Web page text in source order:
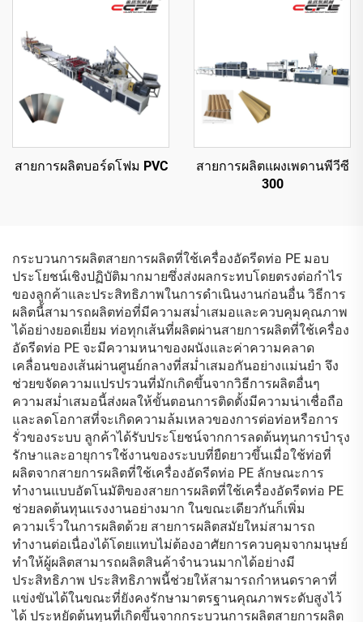
สายการผลิตบอร์ดโฟม PVC
สายการผลิตแผงเพดานพีวีซี
300
กระบวนการผลิตสายการผลิตที่ใช้เครื่องอัดรีดท่อ PE มอบ
ประโยชน์เชิงปฏิบัติมากมายซึ่งส่งผลกระทบโดยตรงต่อกำไร
ของลูกค้าและประสิทธิภาพในการดำเนินงานก่อนอื่น วิธีการ
ผลิตนี้สามารถผลิตท่อที่มีความสม่ำเสมอและควบคุมคุณภาพ
ได้อย่างยอดเยี่ยม ท่อทุกเส้นที่ผลิตผ่านสายการผลิตที่ใช้เครื่อง
อัดรีดท่อ PE จะมีความหนาของผนังและค่าความคลาด
เคลื่อนของเส้นผ่านศูนย์กลางที่สม่ำเสมอกันอย่างแม่นยำ จึง
ช่วยขจัดความแปรปรวนที่มักเกิดขึ้นจากวิธีการผลิตอื่นๆ
ความสม่ำเสมอนี้ส่งผลให้ขั้นตอนการติดตั้งมีความน่าเชื่อถือ
และลดโอกาสที่จะเกิดความล้มเหลวของการต่อท่อหรือการ
รั่วของระบบ ลูกค้าได้รับประโยชน์จากการลดต้นทุนการบำรุง
รักษาและอายุการใช้งานของระบบที่ยืดยาวขึ้นเมื่อใช้ท่อที่
ผลิตจากสายการผลิตที่ใช้เครื่องอัดรีดท่อ PE ลักษณะการ
ทำงานแบบอัตโนมัติของสายการผลิตที่ใช้เครื่องอัดรีดท่อ PE
ช่วยลดต้นทุนแรงงานอย่างมาก ในขณะเดียวกันก็เพิ่ม
ความเร็วในการผลิตด้วย สายการผลิตสมัยใหม่สามารถ
ทำงานต่อเนื่องได้โดยแทบไม่ต้องอาศัยการควบคุมจากมนุษย์
ทำให้ผู้ผลิตสามารถผลิตสินค้าจำนวนมากได้อย่างมี
ประสิทธิภาพ ประสิทธิภาพนี้ช่วยให้สามารถกำหนดราคาที่
แข่งขันได้ในขณะที่ยังคงรักษามาตรฐานคุณภาพระดับสูงไว้
ได้ ประหยัดต้นทุนที่เกิดขึ้นจากกระบวนการผลิตสายการผลิต